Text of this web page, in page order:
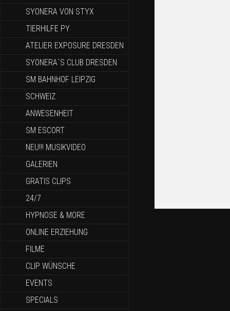
SYONERA VON STYX
TIERHILFE PY
ATELIER EXPOSURE DRESDEN
SYONERA`S CLUB DRESDEN
SM BAHNHOF LEIPZIG
SCHWEIZ
ANWESENHEIT
SM ESCORT
NEU!!! MUSIKVIDEO
GALERIEN
GRATIS CLIPS
24/7
HYPNOSE & MORE
ONLINE ERZIEHUNG
FILME
CLIP WÜNSCHE
EVENTS
SPECIALS